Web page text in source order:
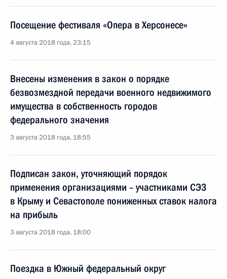
Посещение фестиваля «Опера в Херсонесе»
4 августа 2018 года, 23:15
Внесены изменения в закон о порядке
безвозмездной передачи военного недвижимого
имущества в собственность городов
федерального значения
3 августа 2018 года, 18:55
Подписан закон, уточняющий порядок
применения организациями – участниками СЭЗ
в Крыму и Севастополе пониженных ставок налога
на прибыль
3 августа 2018 года, 18:00
Поездка в Южный федеральный округ